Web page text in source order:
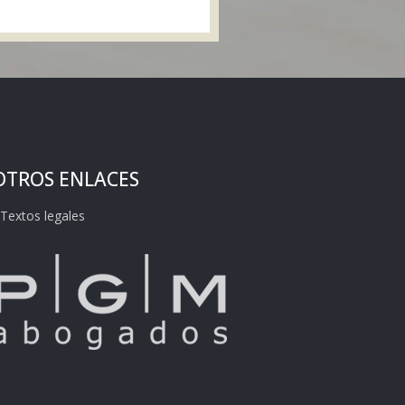
ENLACES
legales